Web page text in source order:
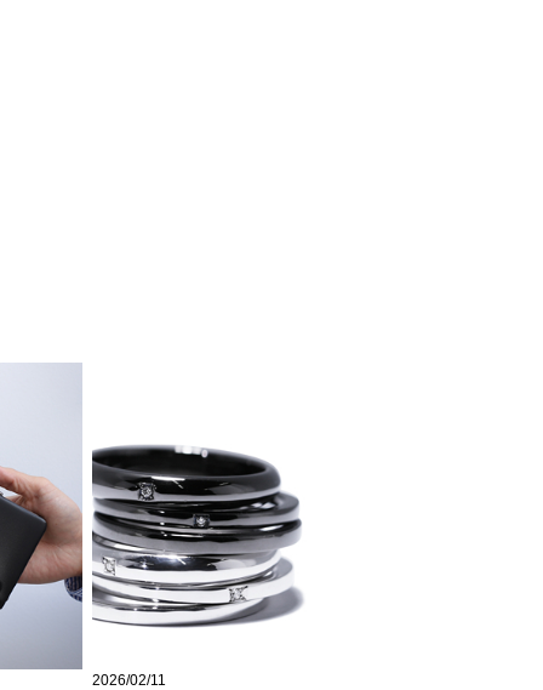
2026/02/11